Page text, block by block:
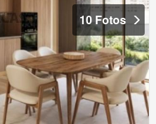
10 Fotos